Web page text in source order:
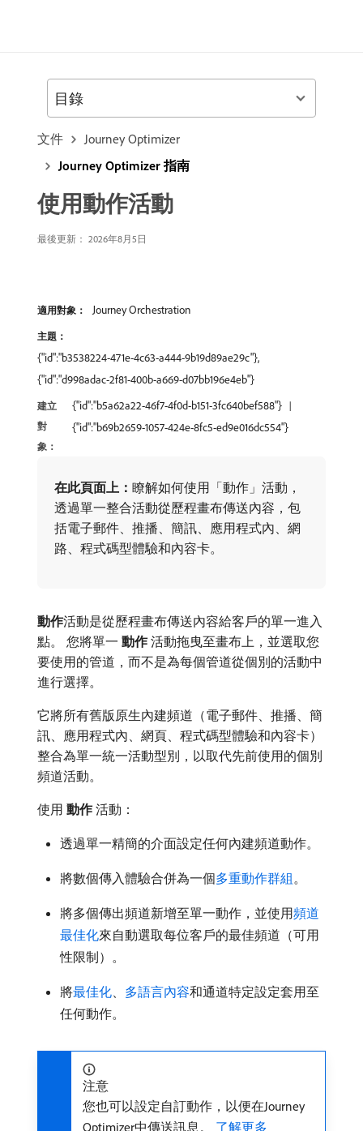
文件
Journey Optimizer
Journey Optimizer 指南
使用動作活動
最後更新： 2026年8月5日
適用對象： Journey Orchestration
主題：
{"id":"b3538224-471e-4c63-a444-9b19d89ae29c"},
{"id":"d998adac-2f81-400b-a669-d07bb196e4eb"}
建立
對
象：
{"id":"b5a62a22-46f7-4f0d-b151-3fc640bef588"}
{"id":"b69b2659-1057-424e-8fc5-ed9e016dc554"}
在此頁面上： ​瞭解如何使用「動作」活動，
透過單一整合活動從歷程畫布傳送內容，包
括電子郵件、推播、簡訊、應用程式內、網
路、程式碼型體驗和內容卡。
動作​活動是從歷程畫布傳送內容給客戶的單一進入
點。 您將單一​ 動作​活動拖曳至畫布上，並選取您
要使用的管道，而不是為每個管道從個別的活動中
進行選擇。
它將所有舊版原生內建頻道（電子郵件、推播、簡
訊、應用程式內、網頁、程式碼型體驗和內容卡）
整合為單一統一活動型別，以取代先前使用的個別
頻道活動。
使用​ 動作​活動：
透過單一精簡的介面設定任何內建頻道動作。
將數個傳入體驗合併為一個多重動作群組。
將多個傳出頻道新增至單一動作，並使用頻道
最佳化來自動選取每位客戶的最佳頻道（可用
性限制）。
將最佳化、 多語言內容和通道特定設定套用至
任何動作。
注意
您也可以設定自訂動作，以便在Journey
Optimizer中傳送訊息。 了解更多
目錄